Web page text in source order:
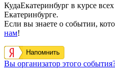
КудаЕкатеринбург в курсе
Екатеринбурге.
Если вы знаете о событии,
нам!
Напомнить
Вы организатор этого